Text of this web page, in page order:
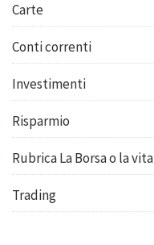
Carte
Conti correnti
Investimenti
Risparmio
Rubrica La Borsa o la vita
Trading